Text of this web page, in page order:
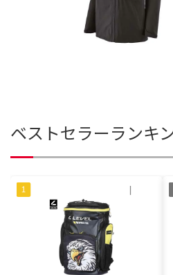
ベストセラーランキ